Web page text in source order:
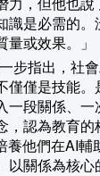
識是必需的
或效果。」
步指出，社
僅僅是技能
一段關係、
，認為教育
養他們在AI
關係為核心